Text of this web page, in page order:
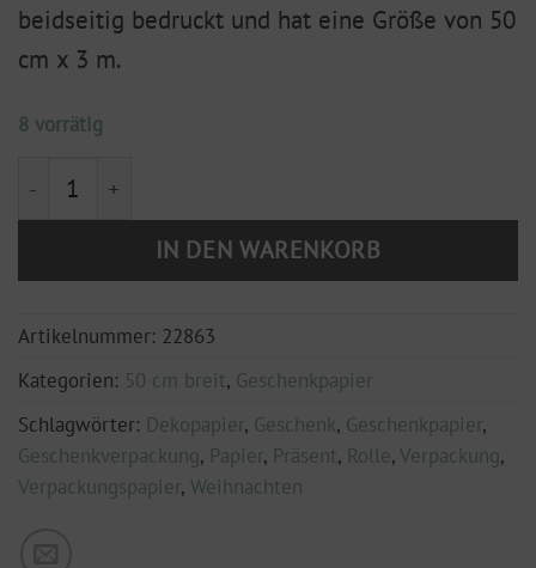
beidseitig bedruckt und hat eine Größe von 50
cm x 3 m.
8 vorrätig
Geschenkpapier 'frische Blumen' weiß | rosa | gold
IN DEN WARENKORB
Artikelnummer: 22863
Kategorien: 50 cm breit, Geschenkpapier
Schlagwörter: Dekopapier, Geschenk, Geschenkpapier,
Geschenkverpackung, Papier, Präsent, Rolle,Verpackung,
Verpackungspapier, Weihnachten